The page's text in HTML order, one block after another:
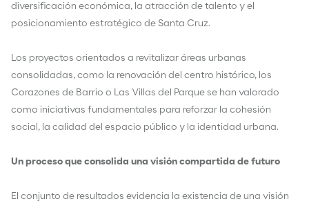
diversificación económica, la atracción de talento y el
posicionamiento estratégico de Santa Cruz.
Los proyectos orientados a revitalizar áreas urbanas
consolidadas, como la renovación del centro histórico, los
Corazones de Barrio o Las Villas del Parque se han valorado
como iniciativas fundamentales para reforzar la cohesión
social, la calidad del espacio público y la identidad urbana.
Un proceso que consolida una visión compartida de futuro
El conjunto de resultados evidencia la existencia de una visión